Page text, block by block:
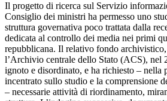
Il progetto di ricerca sul Servizio
Consiglio dei ministri ha permesso uno
struttura governativa poco trattata dalla
dedicata al controllo dei media nei primi
repubblicana. Il relativo fondo archivistico,
l’Archivio centrale dello Stato (ACS), nel
ignoto e disordinato, e ha richiesto – nella
incentrato sullo studio e la comprensione
– necessarie attività di riordinamento,